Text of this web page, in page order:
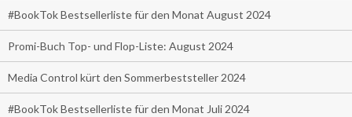
#BookTok Bestsellerliste für den Monat August 2024
Promi-Buch Top- und Flop-Liste: August 2024
Media Control kürt den Sommerbeststeller 2024
#BookTok Bestsellerliste für den Monat Juli 2024